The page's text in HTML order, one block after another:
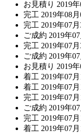
お見積り 2019
完工 2019年08月
完工 2019年07月
ご成約 2019年
完工 2019年07月
ご成約 2019年
お見積り 2019
着工 2019年07月
着工 2019年07月
完工 2019年07月
ご成約 2019年
完工 2019年07月
着工 2019年07月